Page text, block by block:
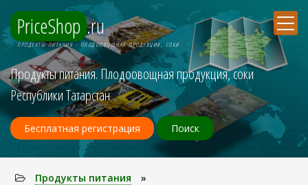
PriceShop .ru
ПРОДУКТЫ ПИТАНИЯ - ПЛОДООВОЩНАЯ ПРОДУКЦИЯ, СОКИ
Продукты питания. Плодоовощная продукция, соки
Республики Татарстан
Бесплатная регистрация Поиск
Продукты питания
»